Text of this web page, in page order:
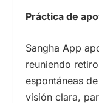
Práctica de
Sangha App
reuniendo
espontáneas
visión clara,